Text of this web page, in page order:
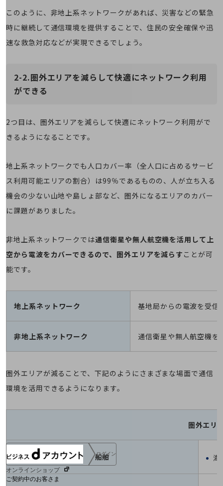
ニュースリリース
お知らせ
社外からの評価実績
NTTドコモビジネスグループのサステナビリティ
サステナビリティレポート
ダイバーシティ
経営情報
決算公告
電子公告
経験者採用
障がい者採用
人材育成制度
広告・協賛
広告
協賛
ログイン
オンラインショップ
ご契約中のお客さま
このように、非地上系ネットワークがあれば、災害などの緊急
時に継続して通信環境を提供することで、住民の安全確保や迅
速な救急対応などが実現できるでしょう。
2-2.圏外エリアを減らして快適にネットワーク利用
ができる
2つ目は、圏外エリアを減らして快適にネットワーク利用がで
きるようになることです。
地上系ネットワークでも人口カバー率（全人口に占めるサービ
ス利用可能エリアの割合）は99％であるものの、人が立ち入る
機会の少ない山地や島しょ部など、圏外になるエリアのカバー
に課題がありました。
非地上系ネットワークでは通信衛星や無人航空機を活用して上
空から電波をカバーできるので、圏外エリアを減らす ことが可
能です。
地上系ネットワーク 基地局からの電波を受
非地上系ネットワーク 通信衛星や無人航空機
圏外エリアが減ることで、下記のようにさまざまな場面で通信
環境を活用できるようになります。
圏外エリ
船舶 海